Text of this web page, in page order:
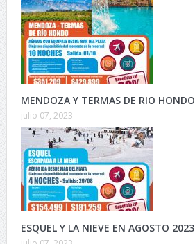
MENDOZA Y TERMAS DE RIO
julio 07, 2023
ESQUEL Y LA NIEVE EN AGOSTO 2023